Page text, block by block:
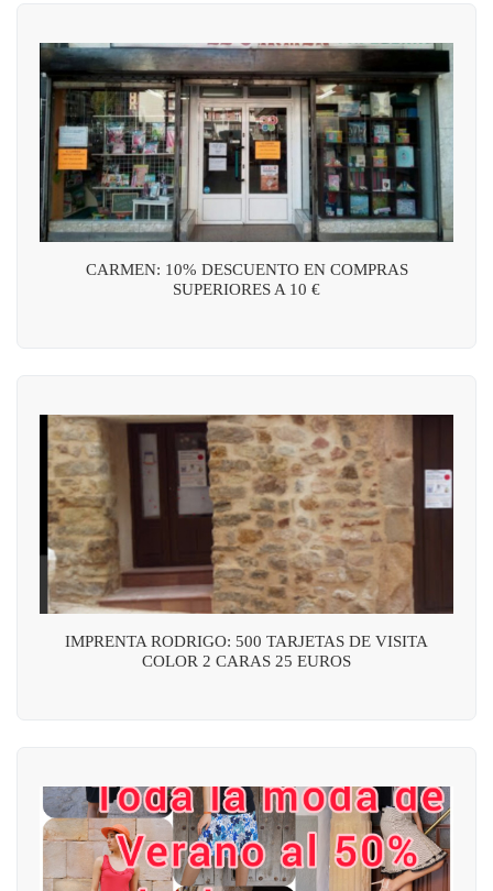
CARMEN: 10% DESCUENTO EN COMPRAS
SUPERIORES A 10 €
IMPRENTA RODRIGO: 500 TARJETAS DE VISITA
COLOR 2 CARAS 25 EUROS